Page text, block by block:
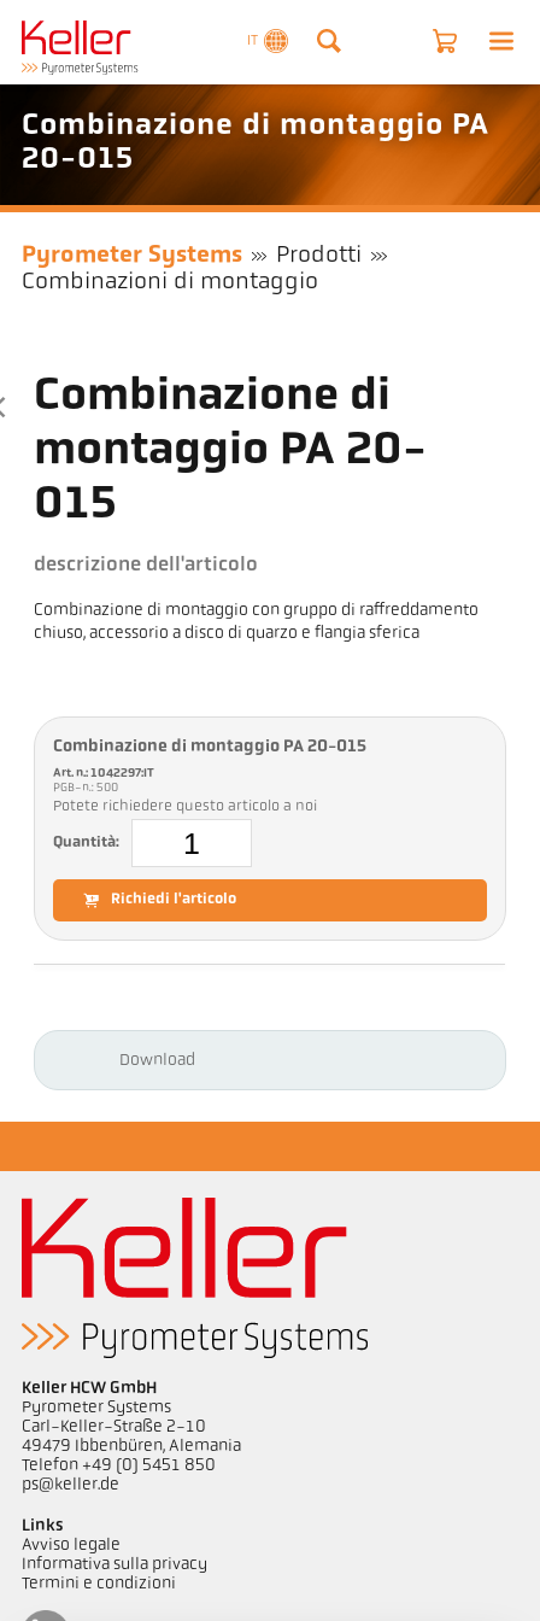
IT
Combinazione di montaggio PA
20-015
Pyrometer Systems
Prodotti
Combinazioni di montaggio
Combinazione di
montaggio PA 20-
015
descrizione dell'articolo
Combinazione di montaggio con gruppo di raffreddamento
chiuso, accessorio a disco di quarzo e flangia sferica
Combinazione di montaggio PA 20-015
Art. n.: 1042297:IT
PGB-n.: 500
Potete richiedere questo articolo a noi
Quantità:
Richiedi l'articolo
Download
Keller HCW GmbH
Pyrometer Systems
Carl-Keller-Straße 2-10
49479 Ibbenbüren, Alemania
Telefon +49 (0) 5451 850
ps@keller.de
Links
Avviso legale
Informativa sulla privacy
Termini e condizioni